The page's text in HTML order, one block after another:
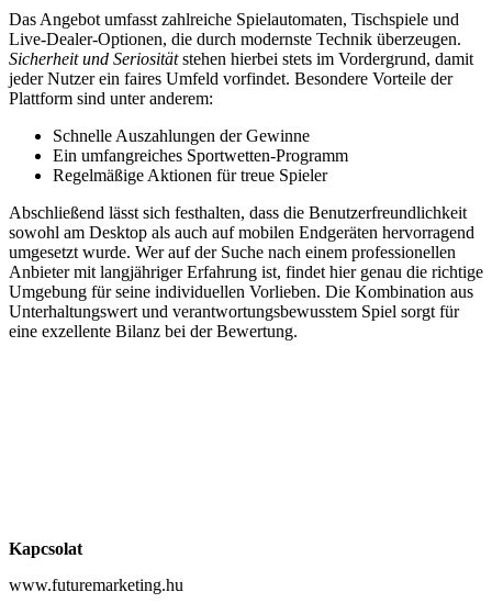
Das Angebot umfasst zahlreiche Spielautomaten, Tischspiele und
Live-Dealer-Optionen, die durch modernste Technik überzeugen.
Sicherheit und Seriositätstehen hierbei stets im Vordergrund, damit
jeder Nutzer ein faires Umfeld vorfindet. Besondere Vorteile der
Plattform sind unter anderem:
Schnelle Auszahlungen der Gewinne
Ein umfangreiches Sportwetten-Programm
Regelmäßige Aktionen für treue Spieler
Abschließend lässt sich festhalten, dass die Benutzerfreundlichkeit
sowohl am Desktop als auch auf mobilen Endgeräten hervorragend
umgesetzt wurde. Wer auf der Suche nach einem professionellen
Anbieter mit langjähriger Erfahrung ist, findet hier genau die richtige
Umgebung für seine individuellen Vorlieben. Die Kombination aus
Unterhaltungswert und verantwortungsbewusstem Spiel sorgt für
eine exzellente Bilanz bei der Bewertung.
Kapcsolat
www.futuremarketing.hu